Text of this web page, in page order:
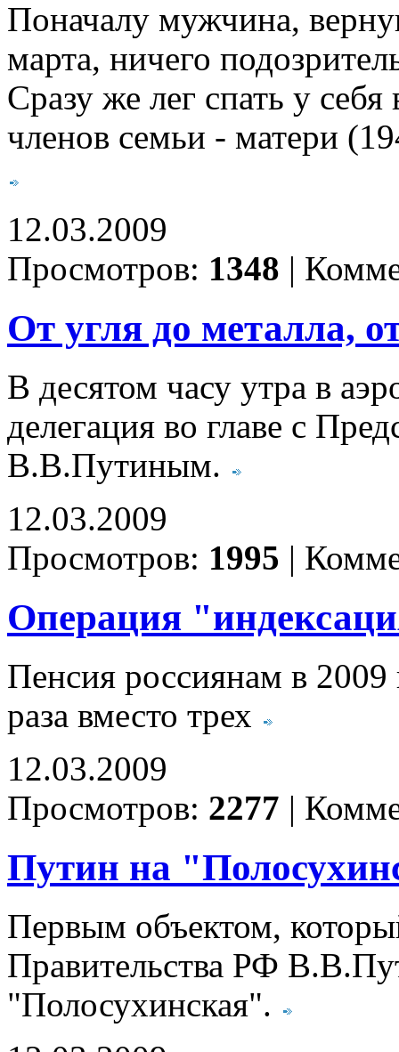
Поначалу мужчина,
марта, ничего
Сразу же лег спать у
членов семьи - матери
12.03.2009
Просмотров: 1348 |
От угля до металла,
В десятом часу утра в
делегация во главе с
В.В.Путиным.
12.03.2009
Просмотров: 1995 |
Операция
Пенсия россиянам в 2009
раза вместо трех
12.03.2009
Просмотров: 2277 |
Путин на
Первым объектом,
Правительства РФ
"Полосухинская".